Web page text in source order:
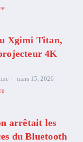
Xgimi Titan,
4K
mars 15, 2026
arrêtait les
du Bluetooth